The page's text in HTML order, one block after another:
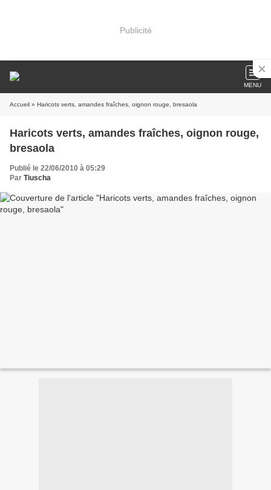
Publicité
MENU
Accueil » Haricots verts, amandes fraîches, oignon rouge, bresaola
Haricots verts, amandes fraîches, oignon rouge,
bresaola
Publié le 22/06/2010 à 05:29
Par Tiuscha